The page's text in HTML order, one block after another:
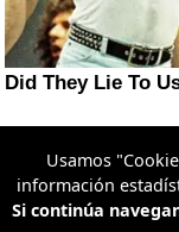
Usamos
información
Si continúa